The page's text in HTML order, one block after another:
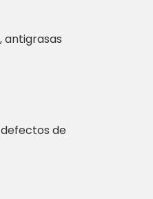
antigrasas
de